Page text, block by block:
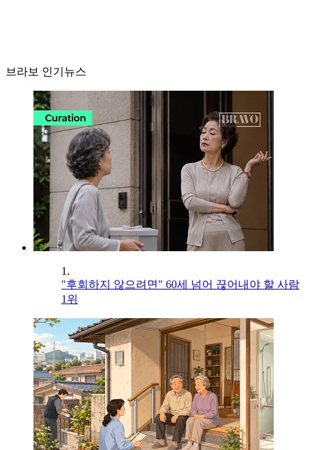
브라보 인기뉴스
1.
"후회하지 않으려면" 60세 넘어 끊어내야 할 사람
1위